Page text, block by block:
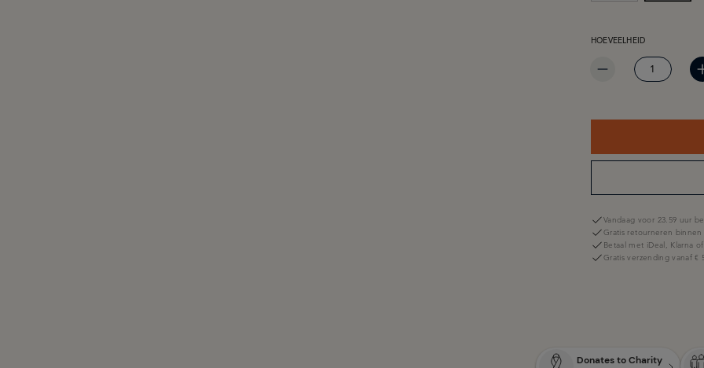
HOEVEELHEID
Vandaag voor 23.59 uur
Gratis retourneren binnen
Betaal met iDeal, Klarna
Gratis verzending vanaf €